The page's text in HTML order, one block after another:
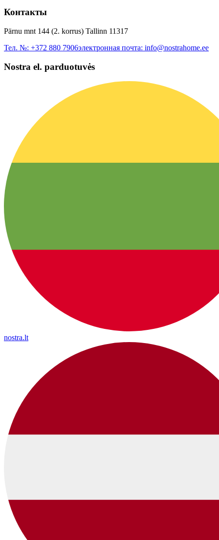
Контакты
Pärnu mnt 144 (2. korrus) Tallinn 11317
Тел. №: +372 880 7906электронная почта: info@nostrahome.ee
Nostra el. parduotuvės
nostra.lt